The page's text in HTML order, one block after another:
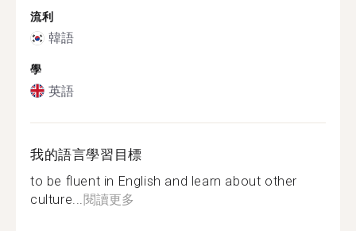
流利
韓語
學
英語
我的語言學習目標
to be fluent in English and learn about other
culture... 閱讀更多